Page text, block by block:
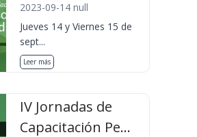
2023-09-14 null
Jueves 14 y Viernes 15 de
sept...
Leer más
IV Jornadas de
Capacitación Pe...